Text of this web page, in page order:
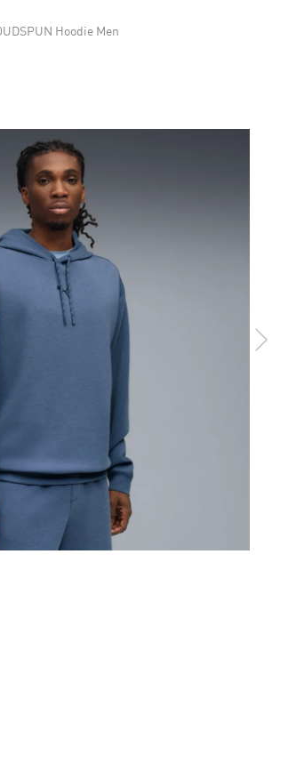
Hoodie Men